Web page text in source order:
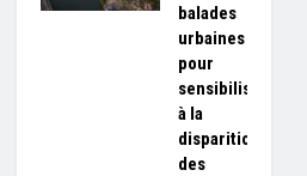
balades
urbaines
pour
sensibiliser
à la
disparition
des